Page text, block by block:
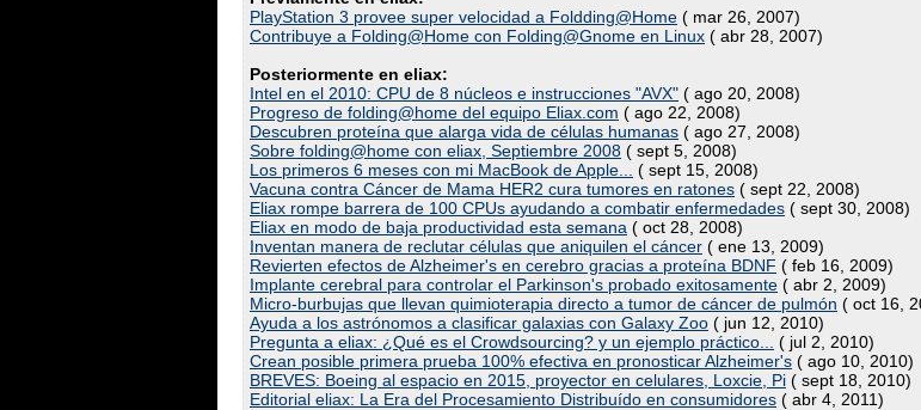
PlayStation 3 provee super velocidad a Foldding@Home ( mar 26, 2007)
Contribuye a Folding@Home con Folding@Gnome en Linux ( abr 28, 2007)
Posteriormente en eliax:
Intel en el 2010: CPU de 8 núcleos e instrucciones "AVX" ( ago 20, 2008)
Progreso de folding@home del equipo Eliax.com ( ago 22, 2008)
Descubren proteína que alarga vida de células humanas ( ago 27, 2008)
Sobre folding@home con eliax, Septiembre 2008 ( sept 5, 2008)
Los primeros 6 meses con mi MacBook de Apple...
( sept 15, 2008)
Vacuna contra Cáncer de Mama HER2 cura tumores en ratones ( sept 22, 2008)
Eliax rompe barrera de 100 CPUs ayudando a combatir enfermedades ( sept 30, 2008)
Eliax en modo de baja productividad esta semana ( oct 28, 2008)
Inventan manera de reclutar células que aniquilen el cáncer ( ene 13, 2009)
Revierten efectos de Alzheimer's en cerebro gracias a proteína BDNF ( feb 16, 2009)
Implante cerebral para controlar el Parkinson's probado exitosamente ( abr 2, 2009)
Micro-burbujas que llevan quimioterapia directo a tumor de cáncer de pulmón ( oct 16,
Ayuda a los astrónomos a clasificar galaxias con Galaxy Zoo ( jun 12, 2010)
Pregunta a eliax: ¿Qué es el Crowdsourcing? y un ejemplo práctico...
( jul 2, 2010)
Crean posible primera prueba 100% efectiva en pronosticar Alzheimer's ( ago 10, 2010)
BREVES: Boeing al espacio en 2015, proyector en celulares, Loxcie, Pi ( sept 18, 2010)
Editorial eliax: La Era del Procesamiento Distribuído en consumidores ( abr 4, 2011)